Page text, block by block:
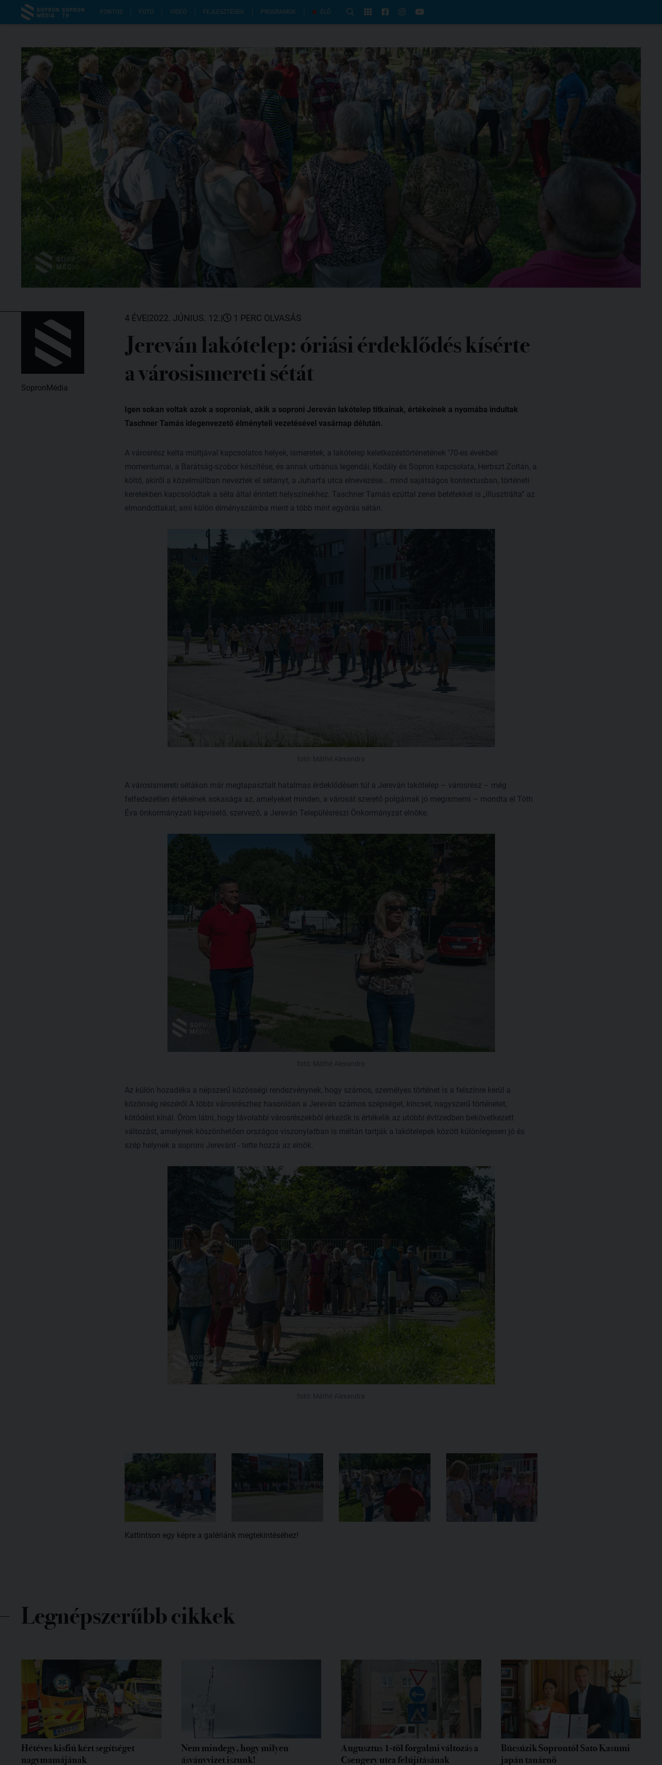
FONTOS FOTÓ VIDEÓ FEJLESZTÉSEK PROGRAMOK ÉLŐ
SopronMédia
4 ÉVE|2022. JÚNIUS. 12.| 1 PERC OLVASÁS
Jereván lakótelep: óriási érdeklődés kísérte
a városismereti sétát
Igen sokan voltak azok a soproniak, akik a soproni Jereván lakótelep titkainak, értékeinek a nyomába indultak
Taschner Tamás idegenvezető élményteli vezetésével vasárnap délután.
A városrész kelta múltjával kapcsolatos helyek, ismeretek, a lakótelep keletkezéstörténetének ’70-es évekbeli
momentumai, a Barátság-szobor készítése, és annak urbánus legendái, Kodály és Sopron kapcsolata, Herbszt Zoltán, a
költő, akiről a közelmúltban neveztek el sétányt, a Juharfa utca elnevezése… mind sajátságos kontextusban, történeti
keretekben kapcsolódtak a séta által érintett helyszínekhez. Taschner Tamás ezúttal zenei betétekkel is „illusztrálta” az
elmondottakat, ami külön élményszámba ment a több mint egyórás sétán.
A városismereti sétákon már megtapasztalt hatalmas érdeklődésen túl a Jereván lakótelep – városrész – még
felfedezetlen értékeinek sokasága az, amelyeket minden, a városát szerető polgárnak jó megismerni – mondta el Tóth
Éva önkormányzati képviselő, szervező, a Jereván Településrészi Önkormányzat elnöke.
Az külön hozadéka a népszerű közösségi rendezvénynek, hogy számos, személyes történet is a felszínre kerül a
közönség részéről.A többi városrészhez hasonlóan a Jereván számos szépséget, kincset, nagyszerű történetet,
kötődést kínál. Öröm látni, hogy távolabbi városrészekből érkezők is értékelik az utóbbi évtizedben bekövetkezett
változást, amelynek köszönhetően országos viszonylatban is méltán tartják a lakótelepek között különlegesen jó és
szép helynek a soproni Jerevánt - tette hozzá az elnök.
Kattintson egy képre a galériánk megtekintéséhez!
Legnépszerűbb cikkek
Hétéves kisfiú kért segítséget
nagymamájának
Nem mindegy, hogy milyen
ásványvizet iszunk!
Augusztus 1-től forgalmi változás a
Csengery utca felújításának
Búcsúzik Soprontól Sato Kasumi
japán tanárnő